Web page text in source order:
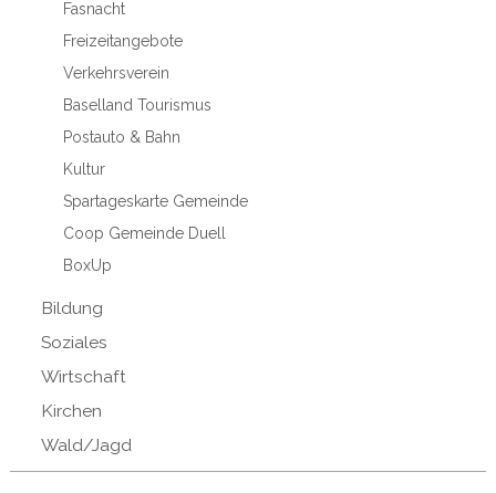
Fasnacht
Freizeitangebote
Verkehrsverein
Baselland Tourismus
Postauto & Bahn
Kultur
Spartageskarte Gemeinde
Coop Gemeinde Duell
BoxUp
Bildung
Soziales
Wirtschaft
Kirchen
Wald/Jagd